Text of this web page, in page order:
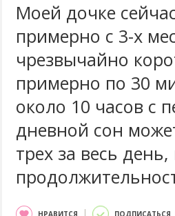
Моей дочке
примерно с 3-х
чрезвычайно
примерно по 30
около 10 часов с
дневной сон
трех за весь
НРАВИТСЯ ПОДПИСАТЬСЯ